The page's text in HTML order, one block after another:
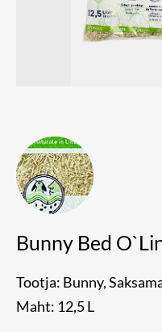
Bunny Bed
Tootja: Bunny,
Maht: 12,5 L